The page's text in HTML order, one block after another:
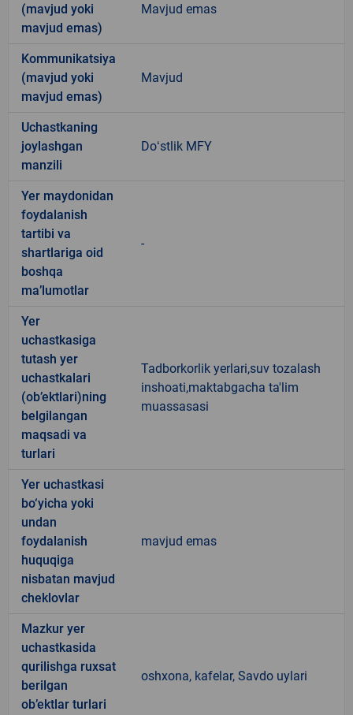
(mavjud yoki
mavjud emas)
Mavjud emas
Kommunikatsiya
(mavjud yoki
mavjud emas)
Mavjud
Uchastkaning
joylashgan
manzili
Doʻstlik MFY
Yer maydonidan
foydalanish
tartibi va
shartlariga oid
boshqa
ma’lumotlar
-
Yer
uchastkasiga
tutash yer
uchastkalari
(ob’ektlari)ning
belgilangan
maqsadi va
turlari
Tadborkorlik yerlari,suv tozalash
inshoati,maktabgacha ta'lim
muassasasi
Yer uchastkasi
bo‘yicha yoki
undan
foydalanish
huquqiga
nisbatan mavjud
cheklovlar
mavjud emas
Mazkur yer
uchastkasida
qurilishga ruxsat
berilgan
ob’ektlar turlari
oshxona, kafelar, Savdo uylari